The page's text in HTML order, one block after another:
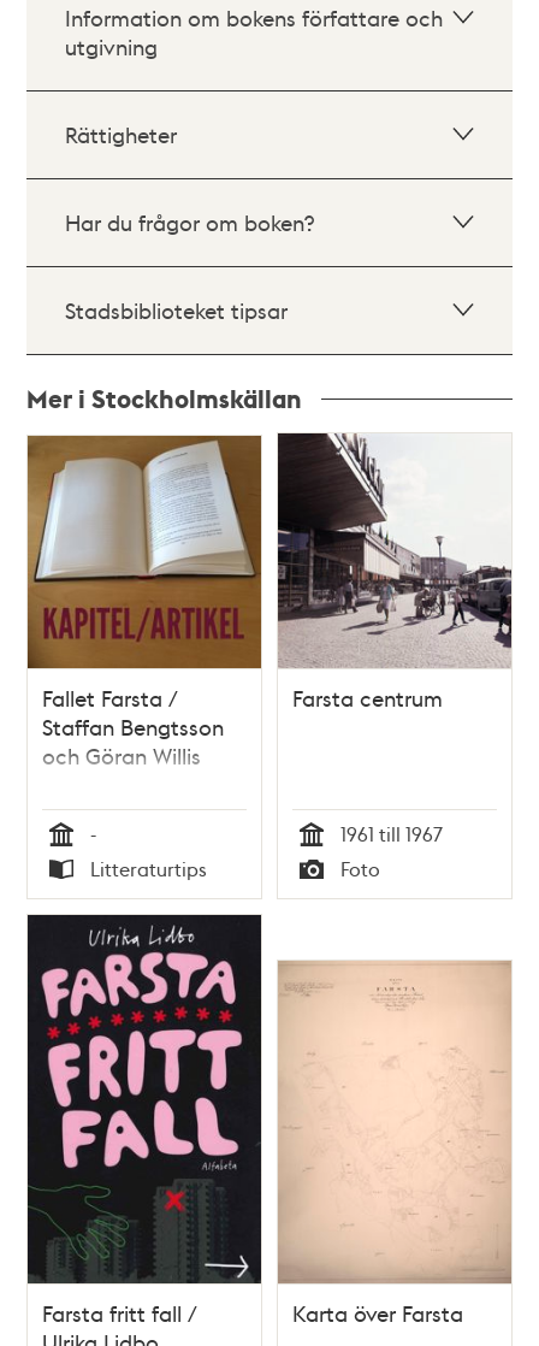
Information om bokens författare och
utgivning
Rättigheter
Har du frågor om boken?
Stadsbiblioteket tipsar
Mer i Stockholmskällan
Relaterade
poster
och
teman
Fallet Farsta /
Staffan Bengtsson
och Göran Willis
Tid
-
Typ
Litteraturtips
Farsta centrum
Tid
1961 till 1967
Typ
Foto
Farsta fritt fall /
Karta över Farsta